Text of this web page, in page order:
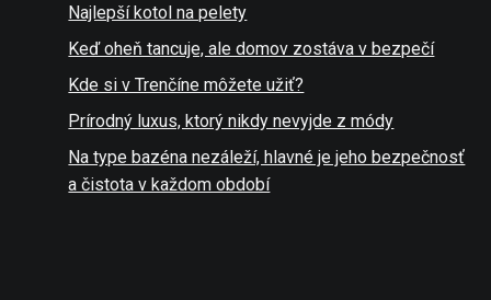
Najlepší kotol na pelety
Keď oheň tancuje, ale domov zostáva v bezpečí
Kde si v Trenčíne môžete užiť?
Prírodný luxus, ktorý nikdy nevyjde z módy
Na type bazéna nezáleží, hlavné je jeho bezpečnosť
a čistota v každom období